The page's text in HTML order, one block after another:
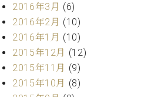
ー
テ
ス
ト
カ
ス
タ
2016年3月 (6)
2016年2月 (10)
2016年1月 (10)
2015年12月 (12)
2015年11月 (9)
2015年10月 (8)